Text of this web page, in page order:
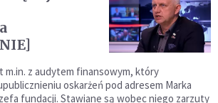
m.in. z audytem finansowym, który
oskarżeń pod adresem Marka
fundacji. Stawiane są wobec niego zarzuty